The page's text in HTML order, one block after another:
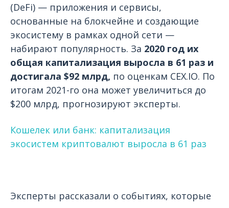
(DeFi) — приложения и сервисы,
основанные на блокчейне и создающие
экосистему в рамках одной сети —
набирают популярность. За 2020 год их
общая капитализация выросла в 61 раз и
достигала $92 млрд, по оценкам CEX.IO. По
итогам 2021-го она может увеличиться до
$200 млрд, прогнозируют эксперты.
Кошелек или банк: капитализация
экосистем криптовалют выросла в 61 раз
Эксперты рассказали о событиях, которые